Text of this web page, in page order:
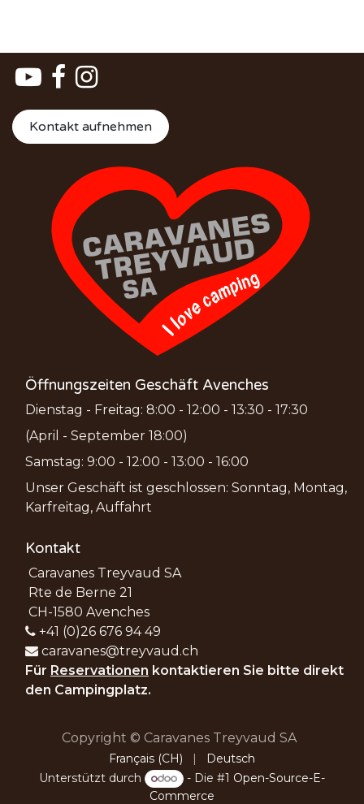
Kontakt aufnehmen
Öffnungszeiten Geschäft Avenches
Dienstag - Freitag: 8:00 - 12:00 - 13:30 - 17:30
(April - September 18:00)
Samstag: 9:00 - 12:00 - 13:00 - 16:00
Unser Geschäft ist geschlossen: Sonntag, Montag,
Karfreitag, Auffahrt
Kontakt
Caravanes Treyvaud SA
Rte de Berne 21
CH-1580 Avenches
+41 (0)26 676 94 49
caravanes@treyvaud.ch
Für Reservationen kontaktieren Sie bitte direkt
den Campingplatz.
Copyright © Caravanes Treyvaud SA
Français (CH) |
Deutsch
Unterstützt durch
- Die #1 Open-Source-E-
Commerce